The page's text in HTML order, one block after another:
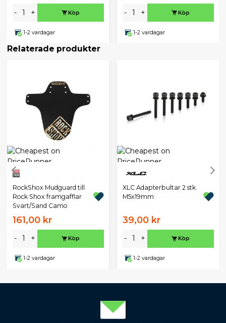
- + Köp
1-2 vardagar
- + Köp
1-2 vardagar
Relaterade produkter
RockShox Mudguard till
Rock Shox framgafflar
Svart/Sand Camo
161,00 kr
- + Köp
1-2 vardagar
XLC Adapterbultar 2 stk.
M5x19mm
39,00 kr
- + Köp
1-2 vardagar